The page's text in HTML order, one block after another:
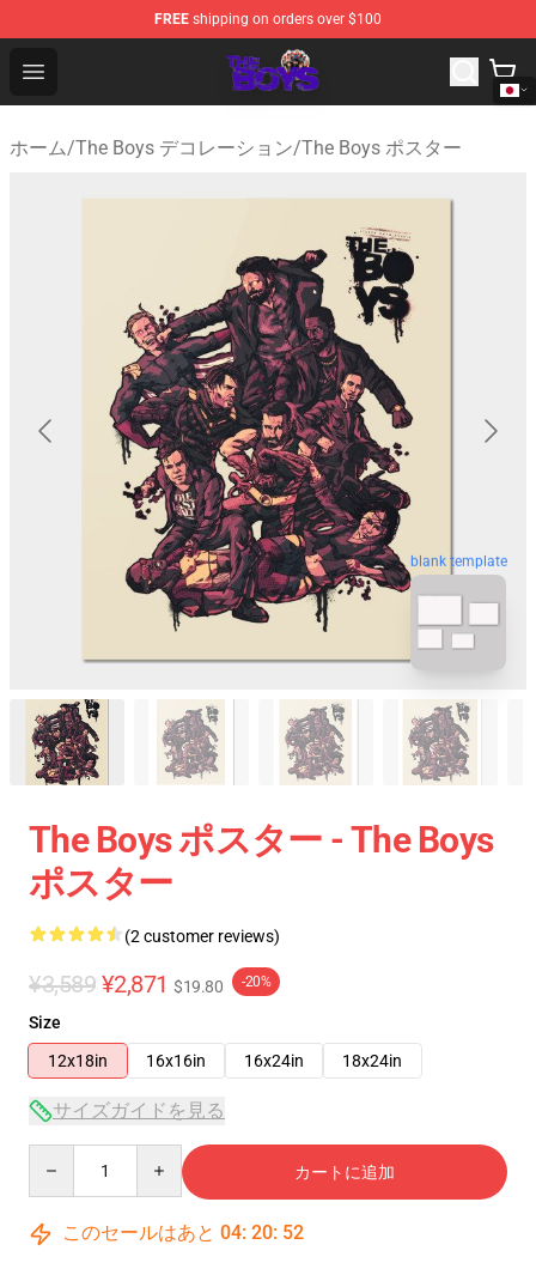
FREE shipping on orders over $100
Open menu
The Boys Store - Official The Boys Merchandise Shop
ホーム/The Boys デコレーション/The Boys ポスター
blank template
The Boys ポスター - The Boys
ポスター
(2 customer reviews)
¥3,589 ¥2,871 $19.80 -20%
Size
12x18in
16x16in 16x24in 18x24in
サイズガイドを見る
カートに追加
このセールはあと 04: 20: 52